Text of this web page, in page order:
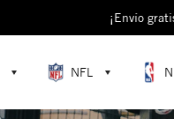
¡Envío
NFL